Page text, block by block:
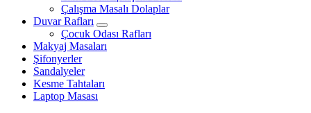
Çalışma Masalı Dolaplar
Duvar Rafları
Çocuk Odası Rafları
Makyaj Masaları
Şifonyerler
Sandalyeler
Kesme Tahtaları
Laptop Masası